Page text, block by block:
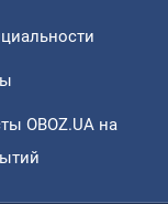
OBOZ.UA на